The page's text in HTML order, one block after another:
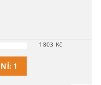
1803 Kč
1